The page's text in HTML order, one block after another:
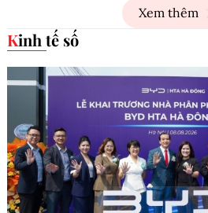
Xem thêm
Kinh tế số